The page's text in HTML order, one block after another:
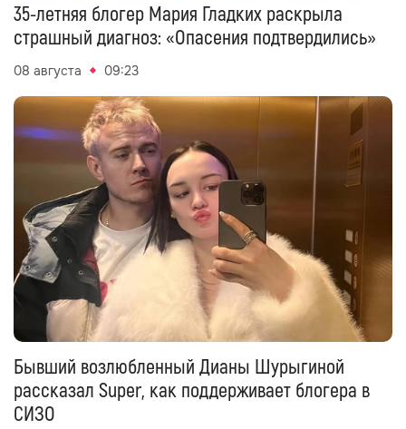
35-летняя блогер Мария Гладких раскрыла
страшный диагноз: «Опасения подтвердились»
08 августа 09:23
Бывший возлюбленный Дианы Шурыгиной
рассказал Super, как поддерживает блогера в
СИЗО